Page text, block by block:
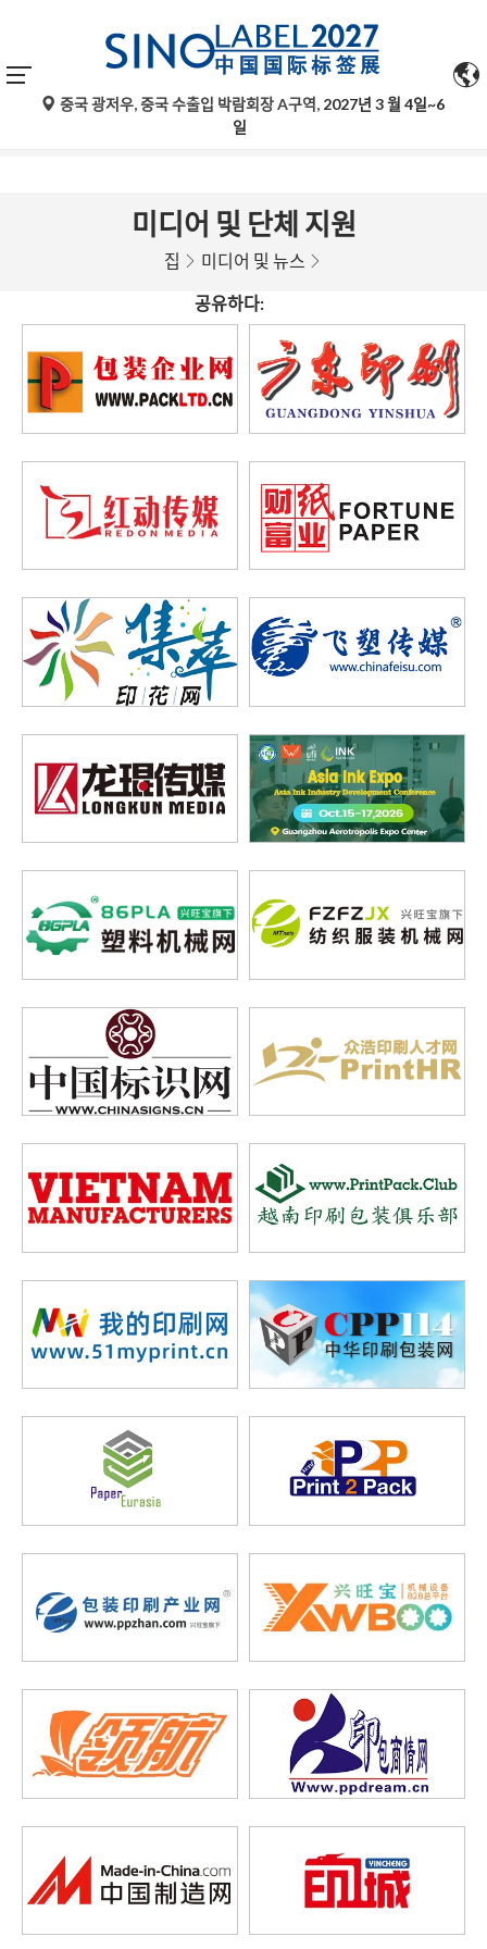
구글 번역의 자동 번역은 참고용일 뿐이며 정확하지 않을 수 있
습니다. 문의 사항은 원문을 참조하십시오.
중국 광저우, 중국 수출입 박람회장 A구역, 2027년 3 월 4일~6
일
미디어 및 단체 지원
집 미디어 및 뉴스
공유하다: